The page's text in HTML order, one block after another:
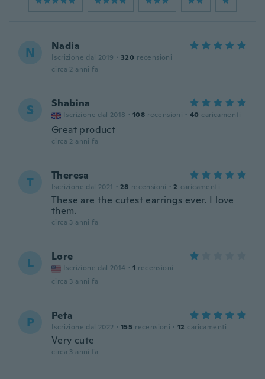
N Nadia
Iscrizione dal 2019 · 320 recensioni
circa 2 anni fa
S Shabina
Iscrizione dal 2018 · 108 recensioni · 40 caricamenti
Great product
circa 2 anni fa
T Theresa
Iscrizione dal 2021 · 28 recensioni · 2 caricamenti
These are the cutest earrings ever. I love
them.
circa 3 anni fa
L Lore
Iscrizione dal 2014 · 1 recensioni
circa 3 anni fa
P Peta
Iscrizione dal 2022 · 155 recensioni · 12 caricamenti
Very cute
circa 3 anni fa